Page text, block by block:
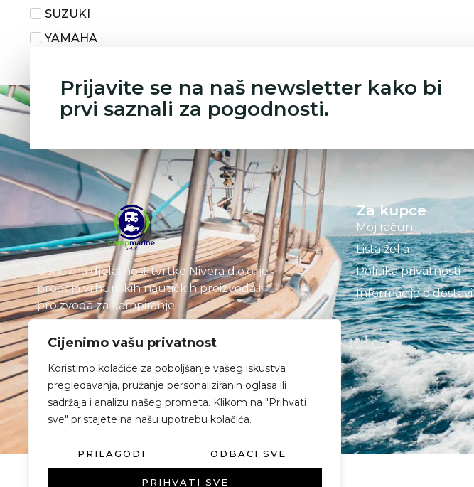
Cijenimo vašu privatnost
Koristimo kolačiće za poboljšanje vašeg iskustva
pregledavanja, pružanje personaliziranih oglasa ili
sadržaja i analizu našeg prometa. Klikom na "Prihvati
sve" pristajete na našu upotrebu kolačića.
PRILAGODI ODBACI SVE
PRIHVATI SVE
SUZUKI
YAMAHA
Prijavite se na naš newsletter kako bi
prvi saznali za pogodnosti.
Osnovna djelatnost tvrtke Nivera d.o.o. je
prodaja vrhunskih nautičkih proizvoda i
proizvoda za kampiranje.
Za kupce
Moj račun
Lista želja
Politika privatnosti
Informacije o dostavi